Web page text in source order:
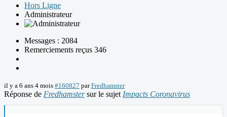
Hors Ligne
Administrateur
Messages : 2084
Remerciements reçus 346
il y a 6 ans 4 mois #160827 parFredhamster
Réponse de Fredhamstersur le sujet Impacts Coronavirus